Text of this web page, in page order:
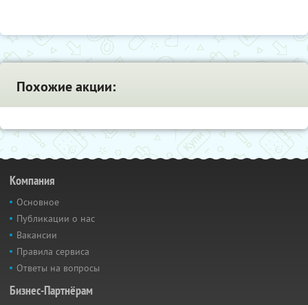
Похожие акции:
Компания
Основное
Публикации о нас
Вакансии
Правила сервиса
Ответы на вопросы
Бизнес-Партнёрам